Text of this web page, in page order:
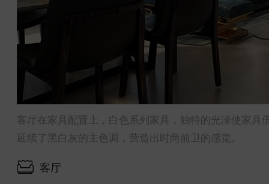
客厅在家具配置上，白色系列家具，独特的光泽使家
延续了黑白灰的主色调，营造出时尚前卫的感觉。
客厅